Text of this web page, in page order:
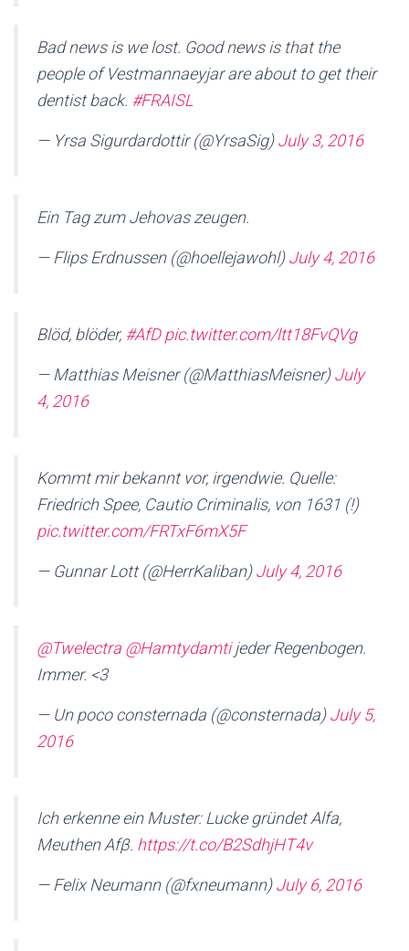
Bad news is we lost. Good news is that the
people of Vestmannaeyjar are about to get their
dentist back. #FRAISL
— Yrsa Sigurdardottir (@YrsaSig)July 3, 2016
Ein Tag zum Jehovas zeugen.
— Flips Erdnussen (@hoellejawohl)July 4, 2016
Blöd, blöder, #AfD pic.twitter.com/ltt18FvQVg
— Matthias Meisner (@MatthiasMeisner)July
4, 2016
Kommt mir bekannt vor, irgendwie. Quelle:
Friedrich Spee, Cautio Criminalis, von 1631 (!)
pic.twitter.com/FRTxF6mX5F
— Gunnar Lott (@HerrKaliban)July 4, 2016
@Twelectra @Hamtydamtijeder Regenbogen.
Immer. <3
— Un poco consternada (@consternada)July 5,
2016
Ich erkenne ein Muster: Lucke gründet Alfa,
Meuthen Afβ. https://t.co/B2SdhjHT4v
— Felix Neumann (@fxneumann)July 6, 2016